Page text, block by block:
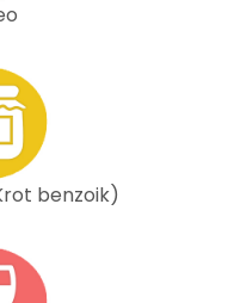
benzoik)